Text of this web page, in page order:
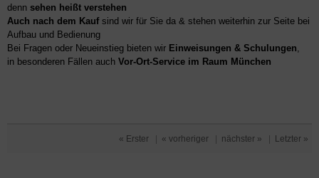
denn sehen heißt verstehen
Auch nach dem Kaufsind wir für Sie da & stehen weiterhin zur Seite bei
Aufbau und Bedienung
Bei Fragen oder Neueinstieg bieten wir Einweisungen & Schulungen
in besonderen Fällen auch Vor-Ort-Service im Raum München
« Erster | « vorheriger | nächster » | Letzter »